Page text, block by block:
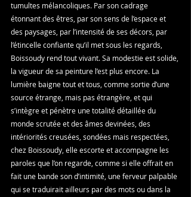
tumultes mélancoliques. Par son cadrage
étonnant des êtres, par son sens de l’espace et
des paysages, par l’intensité de ses décors, par
l’étincelle confiante qu’il met sous les regards,
Boissoudy rend tout vivant. Sa modestie est solide,
la vigueur de sa peinture l’est plus encore. La
lumière baigne tout et tous, comme sortie d’une
source étrange, mais pas étrangère, et qui
s’intègre et pénètre une totalité détaillée du
monde scrutée et des âmes devinées, des
intériorités creusées, sondées mais respectées,
chez Boissoudy, elle escorte et accompagne les
paroles que l’on regarde, comme si elle offrait en
fait une bande son d’intimité, une ferveur palpable
qui se traduirait ailleurs par des mots ou dans la